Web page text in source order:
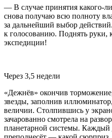
— В случае принятия какого-
снова получаю всю полноту
за дальнейший выбор
к голосованию. Поднять руки,
экспедиции!
Через 3,5 недели
«Дежнёв» окончив
звезды, заполнив
величии. Столпившись у
зачарованно смотрела на
планетарной системы. Каждый